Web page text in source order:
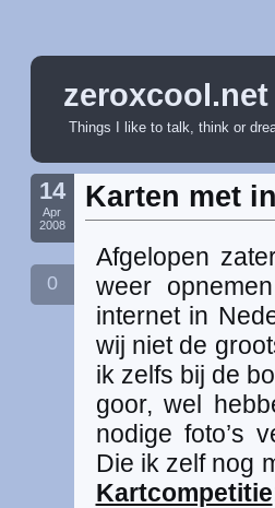
Things I like to talk, think or
14
Apr
2008
0
Karten met
Afgelopen
weer
internet in
wij niet de
ik zelfs bij de
goor, wel
nodige foto’s
Die ik zelf nog
Kartcompetitie